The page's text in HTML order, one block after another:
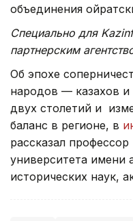
объединения
Специально для
партнерским
Об эпохе
народов — казахов
двух столетий и
баланс в регионе, в
рассказал
университета имени
исторических наук,